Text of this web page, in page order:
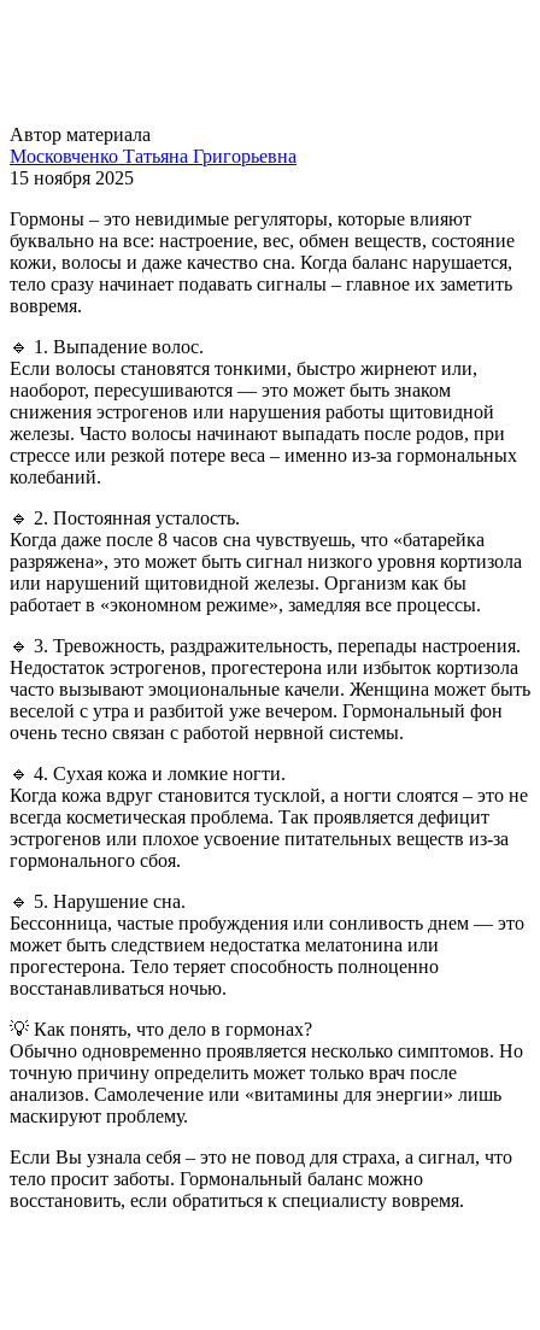
Автор материала
Московченко Татьяна Григорьевна
15 ноября 2025
Гормоны – это невидимые регуляторы, которые влияют
буквально на все: настроение, вес, обмен веществ, состояние
кожи, волосы и даже качество сна. Когда баланс нарушается,
тело сразу начинает подавать сигналы – главное их заметить
вовремя.
🔹 1. Выпадение волос.
Если волосы становятся тонкими, быстро жирнеют или,
наоборот, пересушиваются — это может быть знаком
снижения эстрогенов или нарушения работы щитовидной
железы. Часто волосы начинают выпадать после родов, при
стрессе или резкой потере веса – именно из-за гормональных
колебаний.
🔹 2. Постоянная усталость.
Когда даже после 8 часов сна чувствуешь, что «батарейка
разряжена», это может быть сигнал низкого уровня кортизола
или нарушений щитовидной железы. Организм как бы
работает в «экономном режиме», замедляя все процессы.
🔹 3. Тревожность, раздражительность, перепады настроения.
Недостаток эстрогенов, прогестерона или избыток кортизола
часто вызывают эмоциональные качели. Женщина может быть
веселой с утра и разбитой уже вечером. Гормональный фон
очень тесно связан с работой нервной системы.
🔹 4. Сухая кожа и ломкие ногти.
Когда кожа вдруг становится тусклой, а ногти слоятся – это не
всегда косметическая проблема. Так проявляется дефицит
эстрогенов или плохое усвоение питательных веществ из-за
гормонального сбоя.
🔹 5. Нарушение сна.
Бессонница, частые пробуждения или сонливость днем ​​— это
может быть следствием недостатка мелатонина или
прогестерона. Тело теряет способность полноценно
восстанавливаться ночью.
💡 Как понять, что дело в гормонах?
Обычно одновременно проявляется несколько симптомов. Но
точную причину определить может только врач после
анализов. Самолечение или «витамины для энергии» лишь
маскируют проблему.
Если Вы узнала себя – это не повод для страха, а сигнал, что
тело просит заботы. Гормональный баланс можно
восстановить, если обратиться к специалисту вовремя.